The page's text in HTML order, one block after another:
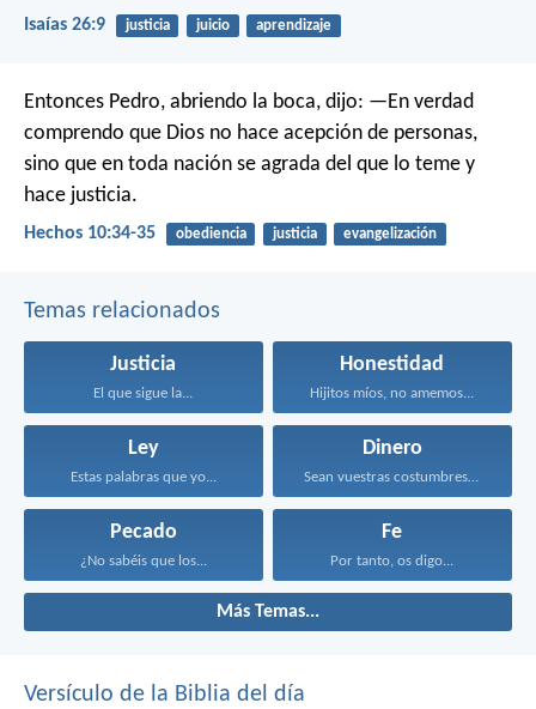
Isaías 26:9 justicia juicio aprendizaje
Entonces Pedro, abriendo la boca, dijo: —En verdad
comprendo que Dios no hace acepción de personas,
sino que en toda nación se agrada del que lo teme y
hace justicia.
Hechos 10:34-35 obediencia justicia evangelización
Temas relacionados
Justicia
El que sigue la...
Honestidad
Hijitos míos, no amemos...
Ley
Estas palabras que yo...
Dinero
Sean vuestras costumbres sin...
Pecado
¿No sabéis que los...
Fe
Por tanto, os digo...
Más Temas...
Versículo de la Biblia del día